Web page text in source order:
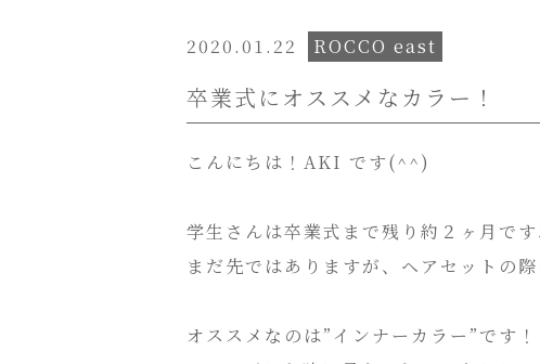
2020.01.22 ROCCO east
卒業式にオススメなカラー！
こんにちは！AKI です(^^)
学生さんは卒業式まで残り約２ヶ月です
まだ先ではありますが、ヘアセットの
オススメなのは”インナーカラー”です！